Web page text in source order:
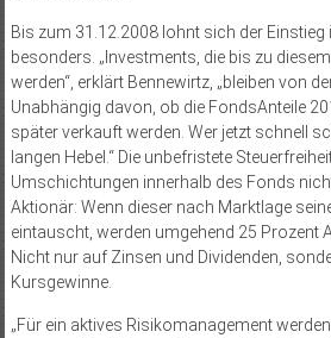
Bis zum 31.12.2008 lohnt sich der
besonders. „Investments, die bis zu
werden“, erklärt Bennewirtz, „bleiben von
Unabhängig davon, ob die FondsAnteile
später verkauft werden. Wer jetzt schnell
langen Hebel.“ Die unbefristete
Umschichtungen innerhalb des Fonds
Aktionär: Wenn dieser nach Marktlage
eintauscht, werden umgehend 25 Prozent
Nicht nur auf Zinsen und Dividenden,
Kursgewinne.
„Für ein aktives Risikomanagement